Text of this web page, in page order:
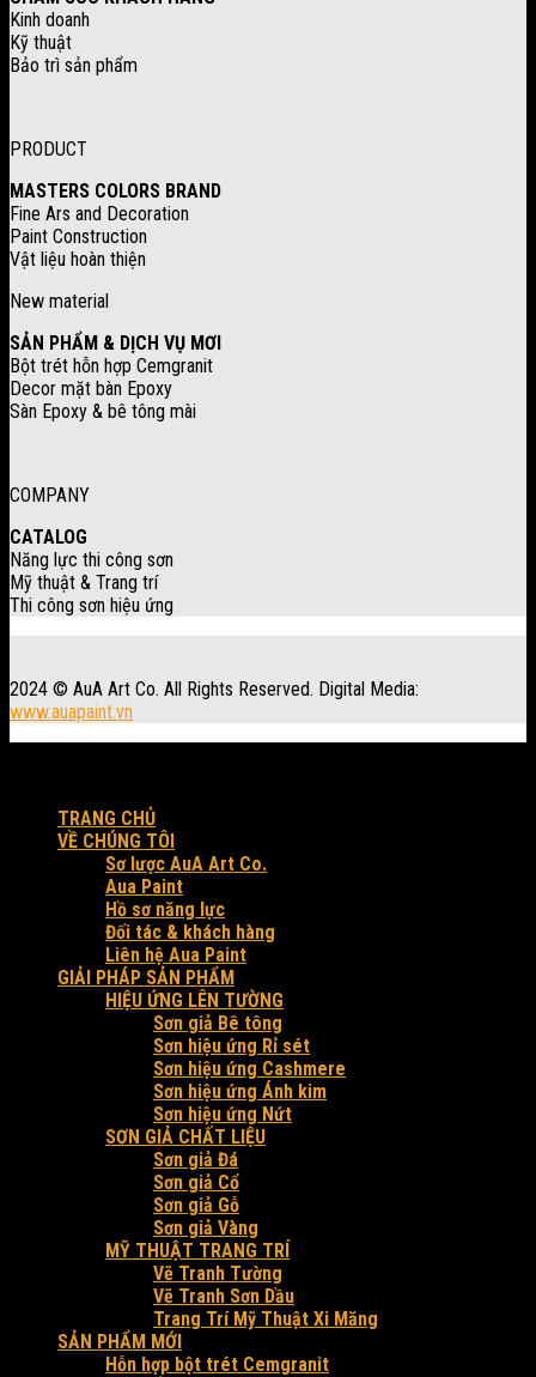
Kinh doanh
Kỹ thuật
Bảo trì sản phẩm
PRODUCT
MASTERS COLORS BRAND
Fine Ars and Decoration
Paint Construction
Vật liệu hoàn thiện
New material
SẢN PHẨM & DỊCH VỤ MƠI
Bột trét hỗn hợp Cemgranit
Decor mặt bàn Epoxy
Sàn Epoxy & bê tông mài
COMPANY
CATALOG
Năng lực thi công sơn
Mỹ thuật & Trang trí
Thi công sơn hiệu ứng
2024 © AuA Art Co. All Rights Reserved. Digital Media:
www.auapaint.vn
TRANG CHỦ
VỀ CHÚNG TÔI
Sơ lược AuA Art Co.
Aua Paint
Hồ sơ năng lực
Đối tác & khách hàng
Liên hệ Aua Paint
GIẢI PHÁP SẢN PHẨM
HIỆU ỨNG LÊN TƯỜNG
Sơn giả Bê tông
Sơn hiệu ứng Rỉ sét
Sơn hiệu ứng Cashmere
Sơn hiệu ứng Ánh kim
Sơn hiệu ứng Nứt
SƠN GIẢ CHẤT LIỆU
Sơn giả Đá
Sơn giả Cổ
Sơn giả Gỗ
Sơn giả Vàng
MỸ THUẬT TRANG TRÍ
Vẽ Tranh Tường
Vẽ Tranh Sơn Dầu
Trang Trí Mỹ Thuật Xi Măng
SẢN PHẨM MỚI
Hỗn hợp bột trét Cemgranit